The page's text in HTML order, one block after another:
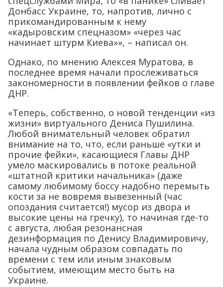
Донбасс Украине, то, напротив, лично с
прикомандированным к нему
«кадыровским спецназом» «через час
начинает штурм Киева»», – написал он.
Однако, по мнению Алексея Муратова, в
последнее время начали прослеживаться
закономерности в появлении фейков о главе
ДНР.
«Теперь, собственно, о новой тенденции «из
жизни» виртуального Дениса Пушилина.
Любой внимательный человек обратил
внимание на то, что, если раньше «утки и
прочие фейки», касающиеся Главы ДНР
умело маскировались в потоке реальной
«штатной критики начальника» (даже
самому любимому боссу надобно перемыть
кости за не вовремя вывезенный (час
опоздания считается!) мусор из двора и
высокие цены на гречку), то начиная где-то
с августа, любая резонансная
дезинформация по Денису Владимировичу,
начала чудным образом совпадать по
времени с тем или иным знаковым
событием, имеющим место быть на
Украине.